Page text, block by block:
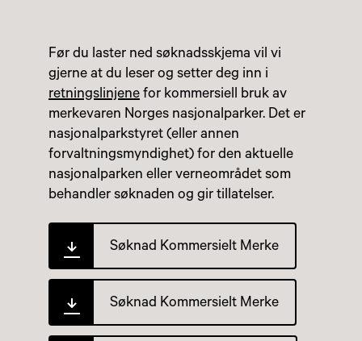
Før du laster ned søknadsskjema vil vi
gjerne at du leser og setter deg inn i
retningslinjene for kommersiell bruk av
merkevaren Norges nasjonalparker. Det er
nasjonalparkstyret (eller annen
forvaltningsmyndighet) for den aktuelle
nasjonalparken eller verneområdet som
behandler søknaden og gir tillatelser.
Søknad Kommersielt Merke
Søknad Kommersielt Merke